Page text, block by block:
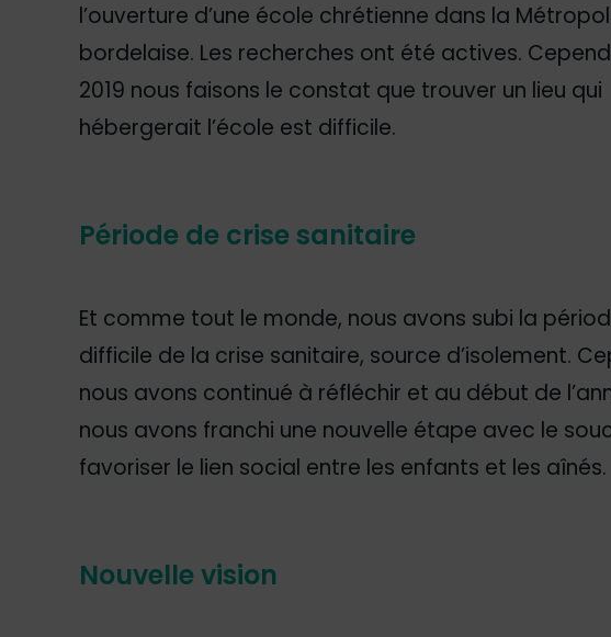
l’ouverture d’une école chrétienne dans la
bordelaise. Les recherches ont été actives.
2019 nous faisons le constat que trouver un lieu qui
hébergerait l’école est difficile.
Période de crise sanitaire
Et comme tout le monde, nous avons subi la
difficile de la crise sanitaire, source d’isolement.
nous avons continué à réfléchir et au début de
nous avons franchi une nouvelle étape avec le
favoriser le lien social entre les enfants et les aînés.
Nouvelle vision